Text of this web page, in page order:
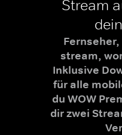
Stream
stream,
Inklusive
für alle
du WOW
dir zwei